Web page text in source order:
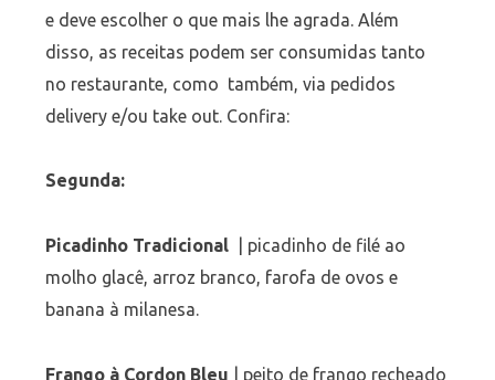
e deve escolher o que mais lhe agrada. Além
disso, as receitas podem ser consumidas tanto
no restaurante, como também, via pedidos
delivery e/ou take out. Confira:
Segunda:
Picadinho Tradicional
| picadinho de filé ao
molho glacê, arroz branco, farofa de ovos e
banana à milanesa.
Frango à Cordon Bleu | peito de frango recheado